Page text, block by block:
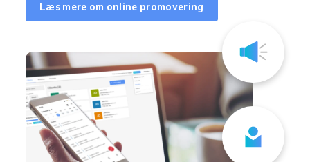
Læs mere om online promovering